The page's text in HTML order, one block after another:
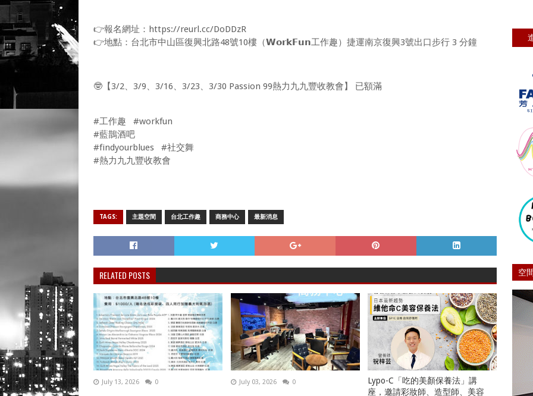
👉報名網址：https://reurl.cc/DoDDzR
👉地點：台北市中山區復興北路48號10樓（𝗪𝗼𝗿𝗸𝗙𝘂𝗻工作趣）捷運南京復興3號出口步行 3 分鐘
🤓【3/2、3/9、3/16、3/23、3/30 Passion 99熱力九九豐收教會】 已額滿
#工作趣 #workfun
#藍鵲酒吧
#findyourblues #社交舞
#熱力九九豐收教會
TAGS: 主題空間 台北工作趣 商務中心 最新消息
RELATED POSTS
July 13, 2026 0 July 03, 2026 0
Lypo-C「吃的美顏保養法」講
座，邀請彩妝師、造型師、美容
空